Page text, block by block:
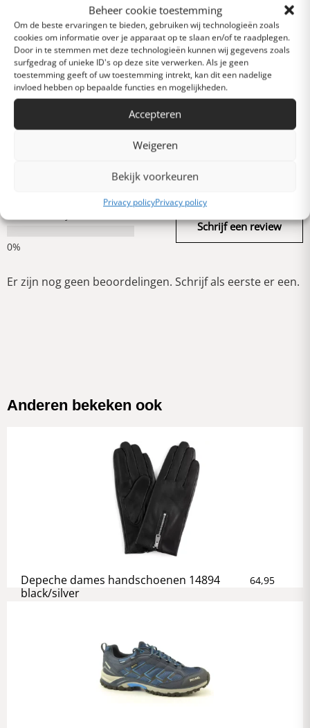
Beheer cookie toestemming
Om de beste ervaringen te bieden, gebruiken wij technologieën zoals
cookies om informatie over je apparaat op te slaan en/of te raadplegen.
Door in te stemmen met deze technologieën kunnen wij gegevens zoals
surfgedrag of unieke ID's op deze site verwerken. Als je geen
toestemming geeft of uw toestemming intrekt, kan dit een nadelige
invloed hebben op bepaalde functies en mogelijkheden.
Accepteren
Weigeren
Bekijk voorkeuren
Privacy policyPrivacy policy
basis van 0 reviews)
Uitstekend
Heel goed
Schrijf een review
Er zijn nog geen beoordelingen. Schrijf als eerste er een.
Anderen bekeken ook
Depeche dames handschoenen 14894
black/silver
64,95